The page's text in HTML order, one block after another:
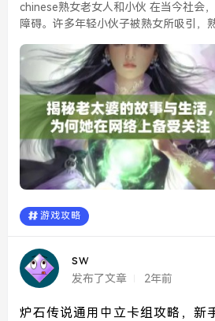
chinese熟女老女人和小伙 在当今社会，年龄差距并不是爱情的
障碍。许多年轻小伙子被熟女所吸引，
与他人相处，也为熟女提供了重新焕发青
游戏攻略
sw
发布了文章 2年前
炉石传说通用中立卡组攻略，新